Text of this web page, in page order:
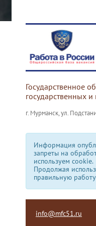
Государственное
государственных
г. Мурманск, ул.
Информация
запреты на
используем сookie.
Продолжая
правильную
info@mfc51.ru